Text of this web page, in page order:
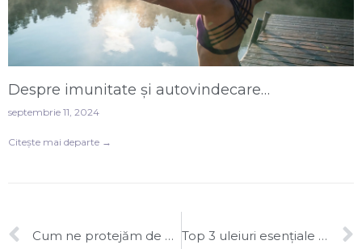
Despre imunitate și autovindecare…
septembrie 11, 2024
Citește mai departe →
Cum ne protejăm de căpușe cu uleiuri esențiale? Top 3 uleiuri esențiale pentru începători